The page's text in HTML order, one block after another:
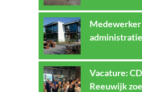
administratie
Vacature:
Reeuwijk